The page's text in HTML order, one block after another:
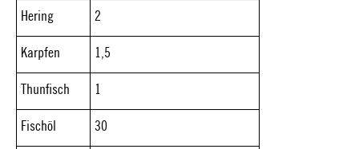
Hering 2
Karpfen 1,5
Thunfisch 1
Fischöl 30